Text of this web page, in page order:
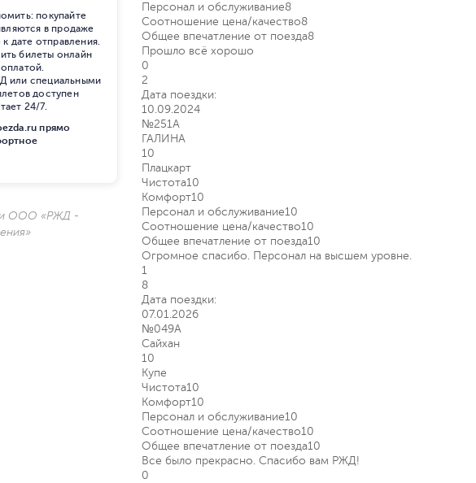
Персонал и обслуживание8
Соотношение цена/качество8
Общее впечатление от поезда8
Прошло всё хорошо
0
2
Дата поездки:
10.09.2024
№251А
ГАЛИНА
10
Плацкарт
Чистота10
Комфорт10
Персонал и обслуживание10
Соотношение цена/качество10
Общее впечатление от поезда10
Огромное спасибо. Персонал на высшем уровне.
1
8
Дата поездки:
07.01.2026
№049А
Сайхан
10
Купе
Чистота10
Комфорт10
Персонал и обслуживание10
Соотношение цена/качество10
Общее впечатление от поезда10
Все было прекрасно. Спасибо вам РЖД!
0
покупайте
в продаже
дате отправления.
билеты онлайн
или специальными
доступен
24/7.
прямо
ООО «РЖД -